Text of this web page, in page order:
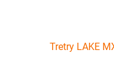
Tretry LAKE